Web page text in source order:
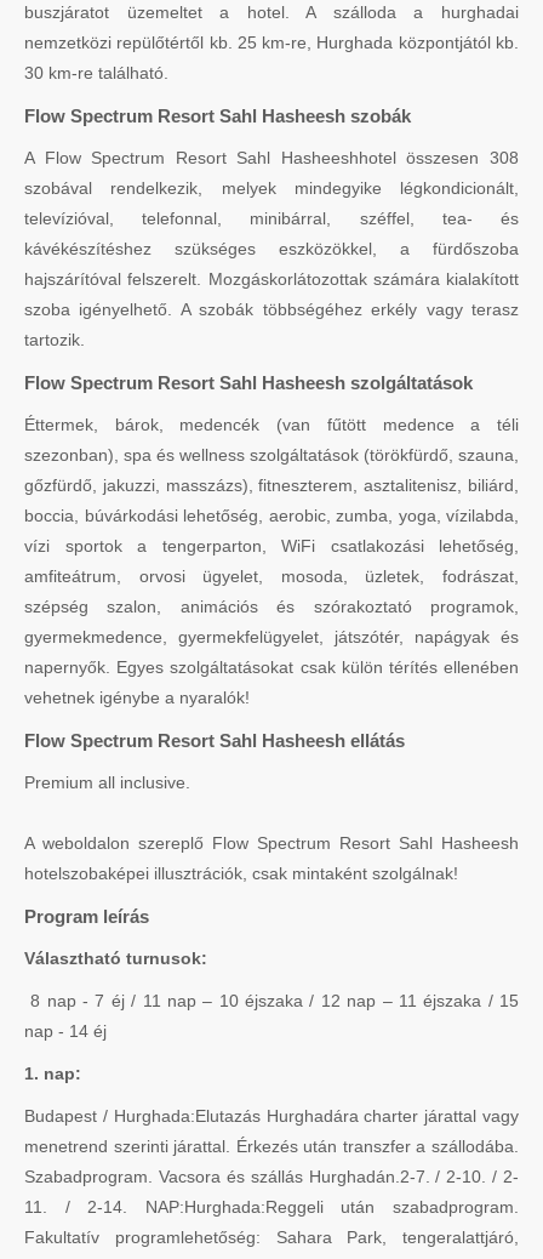
buszjáratot üzemeltet a hotel. A szálloda a hurghadai
nemzetközi repülőtértől kb. 25 km-re, Hurghada központjától kb.
30 km-re található.
Flow Spectrum Resort Sahl Hasheesh szobák
A Flow Spectrum Resort Sahl Hasheeshhotel összesen 308
szobával rendelkezik, melyek mindegyike légkondicionált,
televízióval, telefonnal, minibárral, széffel, tea- és
kávékészítéshez szükséges eszközökkel, a fürdőszoba
hajszárítóval felszerelt. Mozgáskorlátozottak számára kialakított
szoba igényelhető. A szobák többségéhez erkély vagy terasz
tartozik.
Flow Spectrum Resort Sahl Hasheesh szolgáltatások
Éttermek, bárok, medencék (van fűtött medence a téli
szezonban), spa és wellness szolgáltatások (törökfürdő, szauna,
gőzfürdő, jakuzzi, masszázs), fitneszterem, asztalitenisz, biliárd,
boccia, búvárkodási lehetőség, aerobic, zumba, yoga, vízilabda,
vízi sportok a tengerparton, WiFi csatlakozási lehetőség,
amfiteátrum, orvosi ügyelet, mosoda, üzletek, fodrászat,
szépség szalon, animációs és szórakoztató programok,
gyermekmedence, gyermekfelügyelet, játszótér, napágyak és
napernyők. Egyes szolgáltatásokat csak külön térítés ellenében
vehetnek igénybe a nyaralók!
Flow Spectrum Resort Sahl Hasheesh ellátás
Premium all inclusive.
A weboldalon szereplő Flow Spectrum Resort Sahl Hasheesh
hotelszobaképei illusztrációk, csak mintaként szolgálnak!
Program leírás
Választható turnusok:
8 nap - 7 éj / 11 nap – 10 éjszaka / 12 nap – 11 éjszaka / 15
nap - 14 éj
1. nap:
Budapest / Hurghada:Elutazás Hurghadára charter járattal vagy
menetrend szerinti járattal. Érkezés után transzfer a szállodába.
Szabadprogram. Vacsora és szállás Hurghadán.2-7. / 2-10. / 2-
11. / 2-14. NAP:Hurghada:Reggeli után szabadprogram.
Fakultatív programlehetőség: Sahara Park, tengeralattjáró,